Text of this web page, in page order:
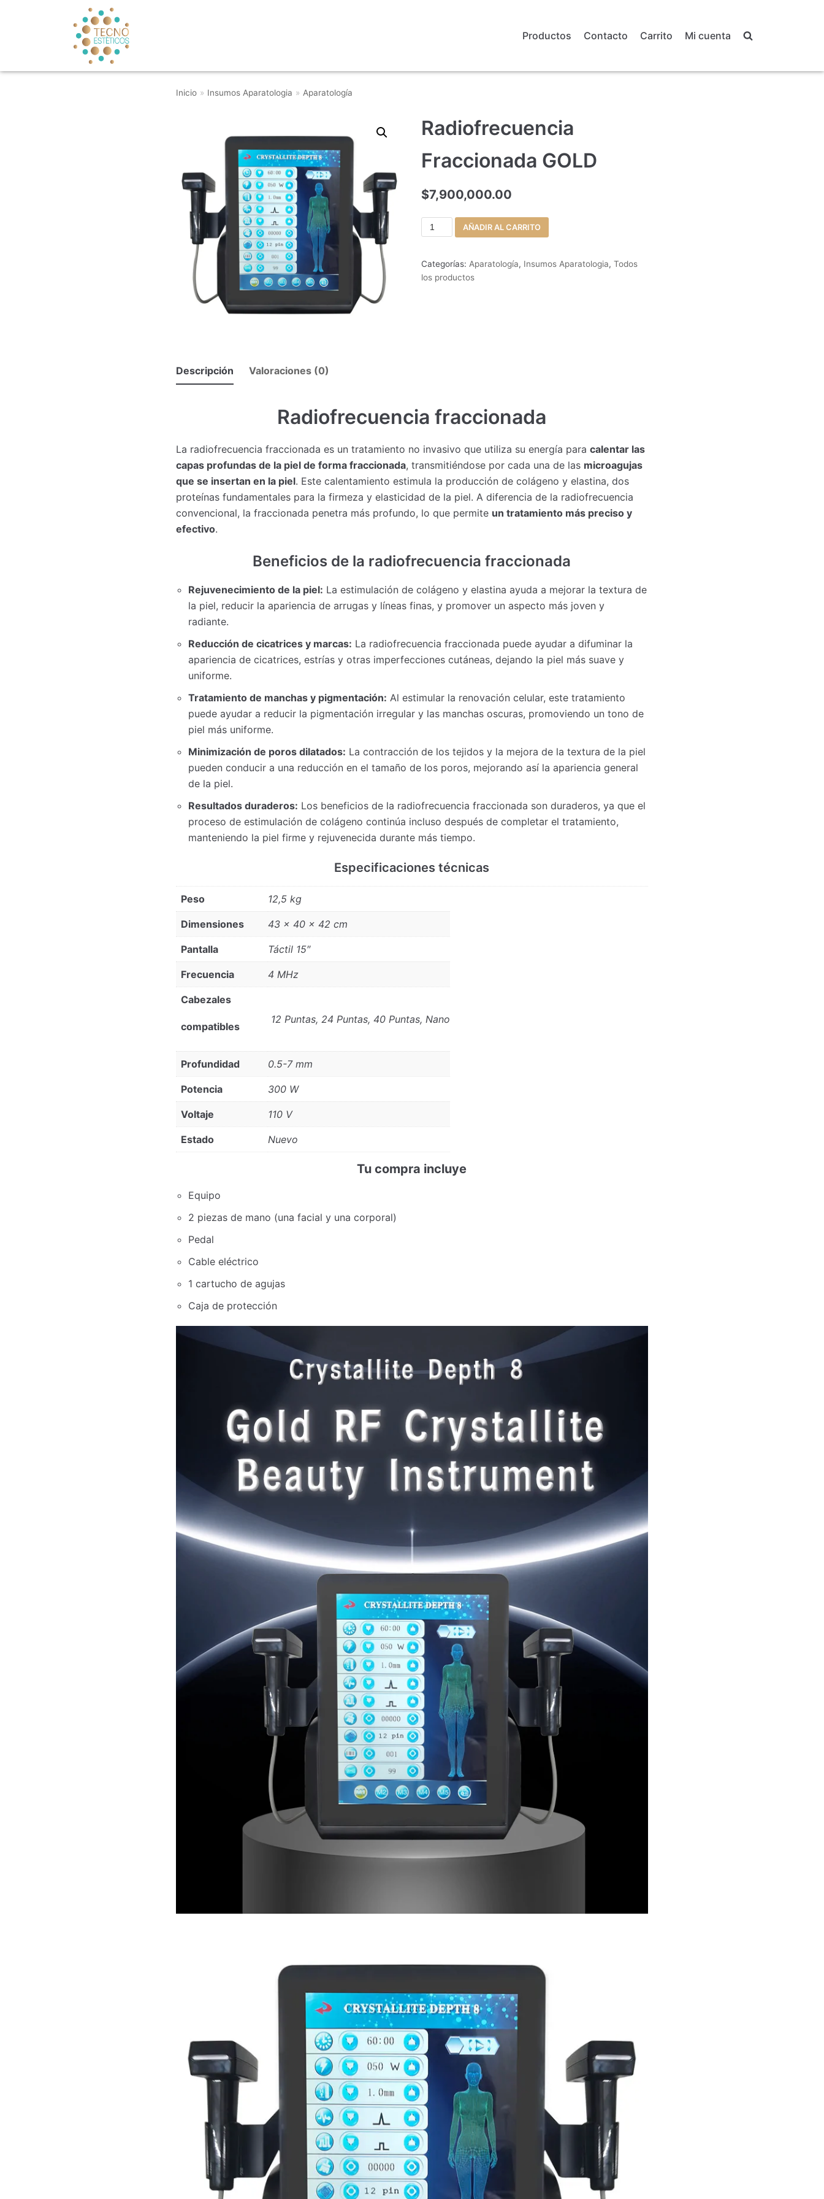
Productos Contacto Carrito Mi cuenta
Inicio » Insumos Aparatologia » Aparatología
Radiofrecuencia
Fraccionada GOLD
$7,900,000.00
AÑADIR AL CARRITO
Categorías: Aparatología, Insumos Aparatologia,Todos
los productos
Descripción Valoraciones (0)
Radiofrecuencia fraccionada
La radiofrecuencia fraccionada es un tratamiento no invasivo que utiliza su energía paracalentar las
capas profundas de la piel de forma fraccionada, transmitiéndose por cada una de las microagujas
que se insertan en la piel. Este calentamiento estimula la producción de colágeno y elastina, dos
proteínas fundamentales para la firmeza y elasticidad de la piel. A diferencia de la radiofrecuencia
convencional, la fraccionada penetra más profundo, lo que permite un tratamiento más preciso y
efectivo.
Beneficios de la radiofrecuencia fraccionada
Rejuvenecimiento de la piel: La estimulación de colágeno y elastina ayuda a mejorar la textura de
la piel, reducir la apariencia de arrugas y líneas finas, y promover un aspecto más joven y
radiante.
Reducción de cicatrices y marcas: La radiofrecuencia fraccionada puede ayudar a difuminar la
apariencia de cicatrices, estrías y otras imperfecciones cutáneas, dejando la piel más suave y
uniforme.
Tratamiento de manchas y pigmentación: Al estimular la renovación celular, este tratamiento
puede ayudar a reducir la pigmentación irregular y las manchas oscuras, promoviendo un tono de
piel más uniforme.
Minimización de poros dilatados: La contracción de los tejidos y la mejora de la textura de la piel
pueden conducir a una reducción en el tamaño de los poros, mejorando así la apariencia general
de la piel.
Resultados duraderos: Los beneficios de la radiofrecuencia fraccionada son duraderos, ya que el
proceso de estimulación de colágeno continúa incluso después de completar el tratamiento,
manteniendo la piel firme y rejuvenecida durante más tiempo.
Especificaciones técnicas
Peso 12,5 kg
Dimensiones 43 × 40 × 42 cm
Pantalla Táctil 15″
Frecuencia 4 MHz
Cabezales
compatibles
12 Puntas, 24 Puntas, 40 Puntas, Nano
Profundidad 0.5-7 mm
Potencia 300 W
Voltaje 110 V
Estado Nuevo
Tu compra incluye
Equipo
2 piezas de mano (una facial y una corporal)
Pedal
Cable eléctrico
1 cartucho de agujas
Caja de protección